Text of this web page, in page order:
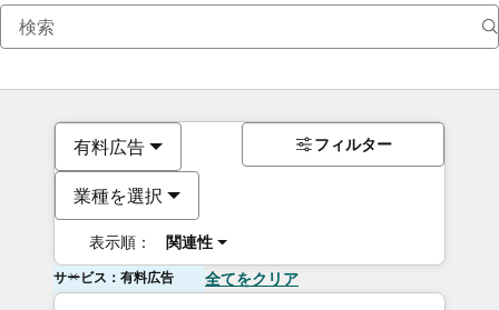
有料広告
業種を選択
表示順： 関連性
フィルター
サービス：有料広告 全てをクリア